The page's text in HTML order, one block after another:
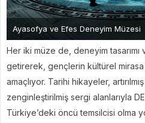
Ayasofya ve Efes Deneyim Müzesi
Her iki müze de, deneyim
getirerek, gençlerin kültürel mirasa
amaçlıyor. Tarihi hikayeler,
zenginleştirilmiş sergi alanlarıyla
Türkiye’deki öncü temsilcisi olma